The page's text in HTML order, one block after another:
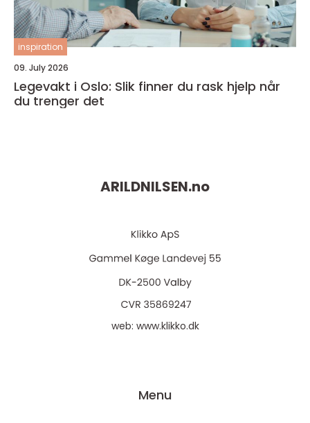
inspiration
09. July 2026
Legevakt i Oslo: Slik finner du rask hjelp når
du trenger det
ARILDNILSEN.no
web: www.klikko.dk
Menu